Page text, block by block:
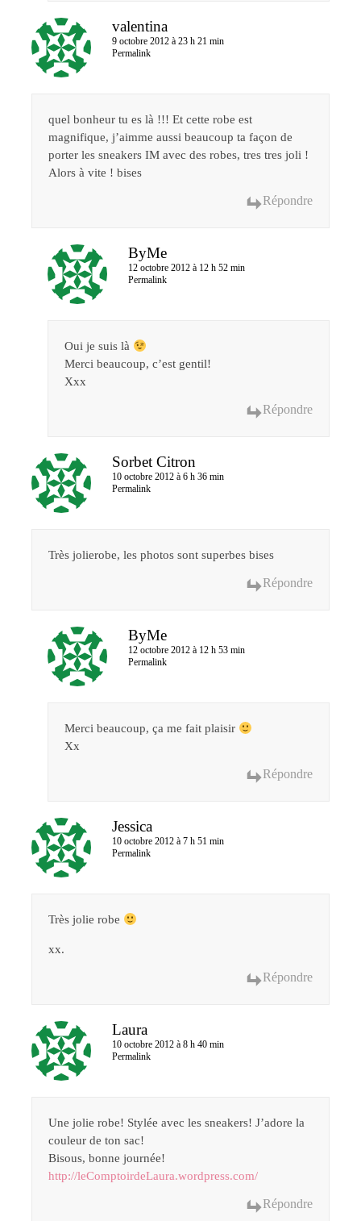
valentina
9 octobre 2012 à 23 h 21 min
Permalink
quel bonheur tu es là !!! Et cette robe est
magnifique, j’aimme aussi beaucoup ta façon de
porter les sneakers IM avec des robes, tres tres joli !
Alors à vite ! bises
Répondre
ByMe
12 octobre 2012 à 12 h 52 min
Permalink
Oui je suis là
Merci beaucoup, c’est gentil!
Xxx
Répondre
Sorbet Citron
10 octobre 2012 à 6 h 36 min
Permalink
Très jolierobe, les photos sont superbes bises
Répondre
ByMe
12 octobre 2012 à 12 h 53 min
Permalink
Merci beaucoup, ça me fait plaisir
Xx
Répondre
Jessica
10 octobre 2012 à 7 h 51 min
Permalink
Très jolie robe
xx.
Répondre
Laura
10 octobre 2012 à 8 h 40 min
Permalink
Une jolie robe! Stylée avec les sneakers! J’adore la
couleur de ton sac!
Bisous, bonne journée!
http://leComptoirdeLaura.wordpress.com/
Répondre